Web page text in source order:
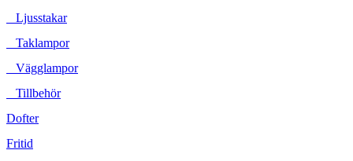
Ljusstakar
Taklampor
Vägglampor
Tillbehör
Dofter
Fritid